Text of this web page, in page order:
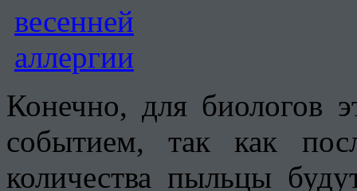
Конечно, для биологов
событием, так как
количества пыльцы